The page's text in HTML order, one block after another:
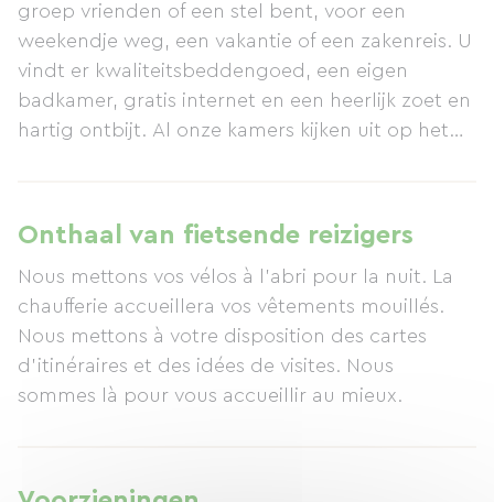
groep vrienden of een stel bent, voor een
weekendje weg, een vakantie of een zakenreis. U
vindt er kwaliteitsbeddengoed, een eigen
badkamer, gratis internet en een heerlijk zoet en
hartig ontbijt. Al onze kamers kijken uit op het
hoogwaardig menu beschikbaar, geïnspireerd
op seizoensproducten. In onze 5000 m² grote,
bosrijke tuin kunt u genieten van het 12x6 meter
grote zwembad, de infraroodsauna, een
tafelvoetbaltafel, een pingpongtafel, een
trampoline, een jeu de boulesbaan, een
kinderspeelplaats en fietsen. Voor aangename
beschikking, waaronder een pooltafel en
Onthaal van fietsende reizigers
Nous mettons vos vélos à l'abri pour la nuit. La
chaufferie accueillera vos vêtements mouillés.
Nous mettons à votre disposition des cartes
d'itinéraires et des idées de visites. Nous
sommes là pour vous accueillir au mieux.